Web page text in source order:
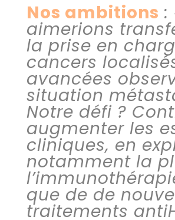
Nos ambitions :
aimerions
la prise en
cancers
avancées
situation
Notre défi ?
augmenter les
cliniques, en
notamment la
que de de
traitements